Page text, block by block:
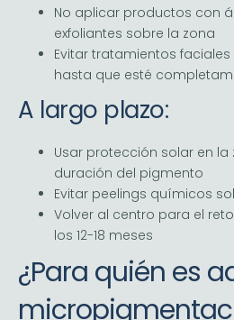
No aplicar productos con
exfoliantes sobre la zona
Evitar tratamientos
hasta que esté
A largo plazo:
Usar protección solar en
duración del pigmento
Evitar peelings químicos
Volver al centro para el
los 12-18 meses
¿Para quién es